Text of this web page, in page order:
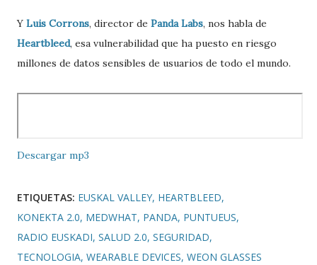
Y Luis Corrons, director de Panda Labs, nos habla de
Heartbleed, esa vulnerabilidad que ha puesto en riesgo
millones de datos sensibles de usuarios de todo el mundo.
Descargar mp3
ETIQUETAS: EUSKAL VALLEY HEARTBLEED
KONEKTA 2.0 MEDWHAT PANDA PUNTUEUS
RADIO EUSKADI SALUD 2.0 SEGURIDAD
TECNOLOGIA WEARABLE DEVICES WEON GLASSES